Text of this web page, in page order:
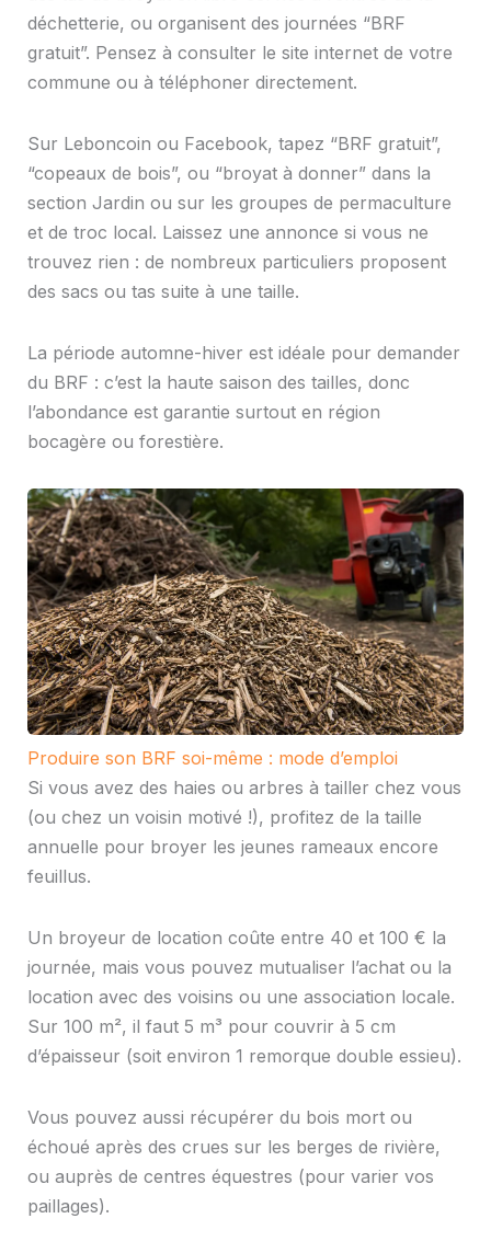
déchetterie, ou organisent des journées “BRF
gratuit”. Pensez à consulter le site internet de votre
commune ou à téléphoner directement.
Sur Leboncoin ou Facebook, tapez “BRF gratuit”,
“copeaux de bois”, ou “broyat à donner” dans la
section Jardin ou sur les groupes de permaculture
et de troc local. Laissez une annonce si vous ne
trouvez rien : de nombreux particuliers proposent
des sacs ou tas suite à une taille.
La période automne-hiver est idéale pour demander
du BRF : c’est la haute saison des tailles, donc
l’abondance est garantie surtout en région
bocagère ou forestière.
Produire son BRF soi-même : mode d’emploi
Si vous avez des haies ou arbres à tailler chez vous
(ou chez un voisin motivé !), profitez de la taille
annuelle pour broyer les jeunes rameaux encore
feuillus.
Un broyeur de location coûte entre 40 et 100 € la
journée, mais vous pouvez mutualiser l’achat ou la
location avec des voisins ou une association locale.
Sur 100 m², il faut 5 m³ pour couvrir à 5 cm
d’épaisseur (soit environ 1 remorque double essieu).
Vous pouvez aussi récupérer du bois mort ou
échoué après des crues sur les berges de rivière,
ou auprès de centres équestres (pour varier vos
paillages).